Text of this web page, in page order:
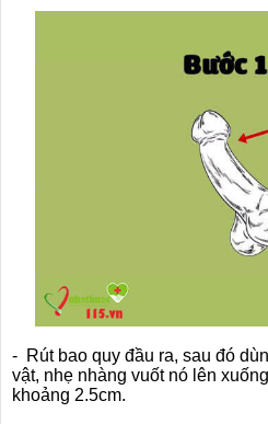
- Rút bao quy đầu ra, sau đó
vật, nhẹ nhàng vuốt nó lên
khoảng 2.5cm.